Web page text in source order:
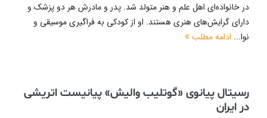
در خانواده‌ای اهل علم و هنر متولد شد. پدر و مادرش هر دو پزشک و
دارای گرایش‌های هنری هستند. او از کودکی به فراگیری موسیقی و
نوا... ادامه مطلب
رسیتال پیانوى «گوتلیب والیش» پیانیست اتریشى
در ایران